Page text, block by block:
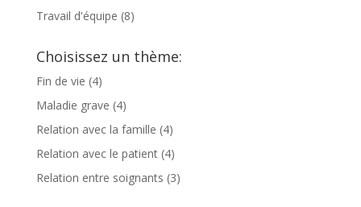
Travail d'équipe (8)
Choisissez un thème:
Fin de vie (4)
Maladie grave (4)
Relation avec la famille (4)
Relation avec le patient(4)
Relation entre soignants (3)